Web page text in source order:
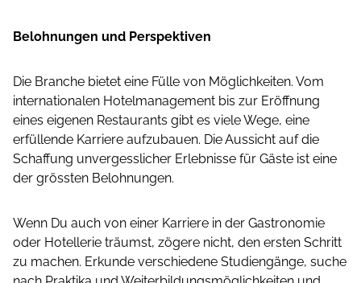
Belohnungen und Perspektiven
Die Branche bietet eine Fülle von Möglichkeiten. Vom
internationalen Hotelmanagement bis zur Eröffnung
eines eigenen Restaurants gibt es viele Wege, eine
erfüllende Karriere aufzubauen. Die Aussicht auf die
Schaffung unvergesslicher Erlebnisse für Gäste ist eine
der grössten Belohnungen.
Wenn Du auch von einer Karriere in der Gastronomie
oder Hotellerie träumst, zögere nicht, den ersten Schritt
zu machen. Erkunde verschiedene Studiengänge, suche